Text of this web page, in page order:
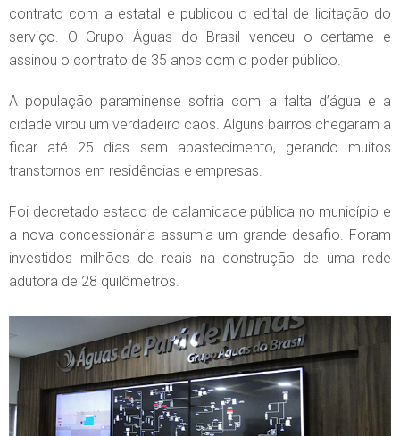
contrato com a estatal e publicou o edital de licitação do
serviço. O Grupo Águas do Brasil venceu o certame e
assinou o contrato de 35 anos com o poder público.
A população paraminense sofria com a falta d’água e a
cidade virou um verdadeiro caos. Alguns bairros chegaram a
ficar até 25 dias sem abastecimento, gerando muitos
transtornos em residências e empresas.
Foi decretado estado de calamidade pública no município e
a nova concessionária assumia um grande desafio. Foram
investidos milhões de reais na construção de uma rede
adutora de 28 quilômetros.